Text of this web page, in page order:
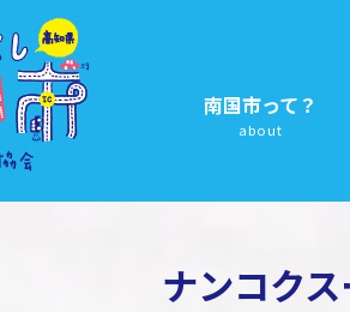
南国市って？
about
ナンコク